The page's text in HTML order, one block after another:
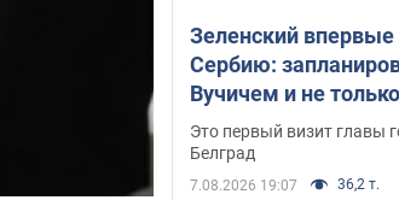
Зеленский
Сербию:
Вучичем и не
Это первый визит главы
Белград
7.08.2026 19:07 36,2 т.